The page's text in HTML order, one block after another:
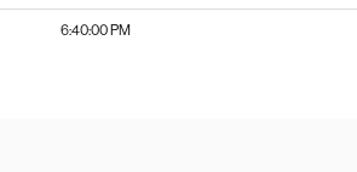
6:40:00 PM